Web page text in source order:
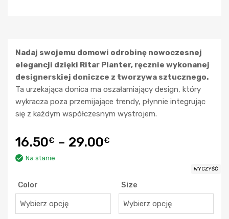
Nadaj swojemu domowi odrobinę nowoczesnej
elegancji dzięki Ritar Planter, ręcznie wykonanej
designerskiej doniczce z tworzywa sztucznego.
Ta urzekająca donica ma oszałamiający design, który
wykracza poza przemijające trendy, płynnie integrując
się z każdym współczesnym wystrojem.
16.50€ – 29.00€
Na stanie
Color Size
WYCZYŚĆ